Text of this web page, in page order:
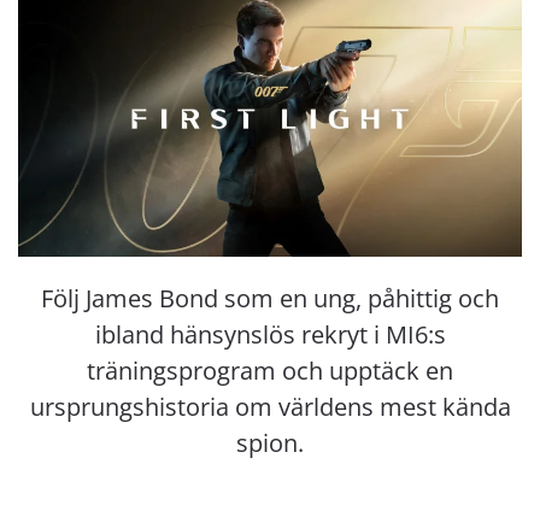
Följ James Bond som en ung, påhittig och
ibland hänsynslös rekryt i MI6:s
träningsprogram och upptäck en
ursprungshistoria om världens mest kända
spion.